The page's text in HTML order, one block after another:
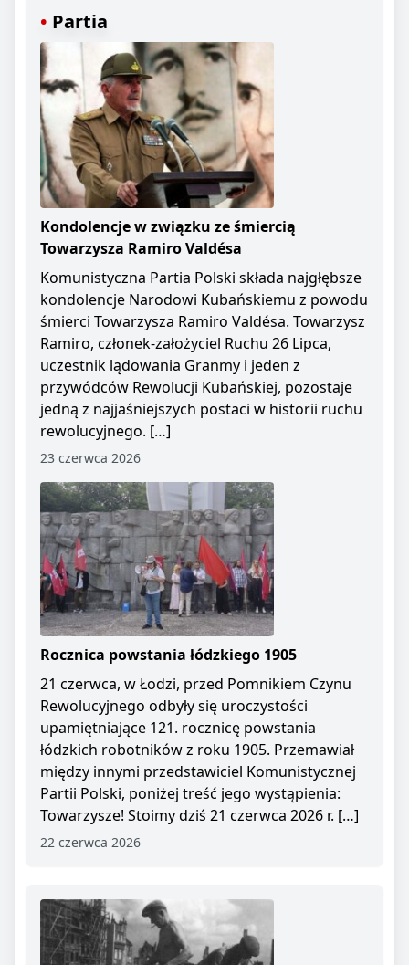
Partia
Kondolencje w związku ze śmiercią
Towarzysza Ramiro Valdésa
Komunistyczna Partia Polski składa najgłębsze
kondolencje Narodowi Kubańskiemu z powodu
śmierci Towarzysza Ramiro Valdésa. Towarzysz
Ramiro, członek-założyciel Ruchu 26 Lipca,
uczestnik lądowania Granmy i jeden z
przywódców Rewolucji Kubańskiej, pozostaje
jedną z najjaśniejszych postaci w historii ruchu
rewolucyjnego. […]
23 czerwca 2026
Rocznica powstania łódzkiego 1905
21 czerwca, w Łodzi, przed Pomnikiem Czynu
Rewolucyjnego odbyły się uroczystości
upamiętniające 121. rocznicę powstania
łódzkich robotników z roku 1905. Przemawiał
między innymi przedstawiciel Komunistycznej
Partii Polski, poniżej treść jego wystąpienia:
Towarzysze! Stoimy dziś 21 czerwca 2026 r. […]
22 czerwca 2026